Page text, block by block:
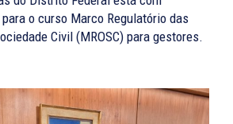
o curso Marco Regulatório das
Civil (MROSC) para gestores.